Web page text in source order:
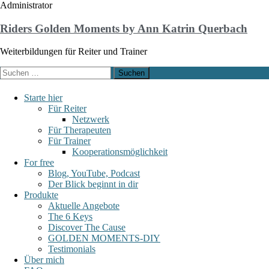
Administrator
Riders Golden Moments by Ann Katrin Querbach
Weiterbildungen für Reiter und Trainer
Starte hier
Für Reiter
Netzwerk
Für Therapeuten
Für Trainer
Kooperationsmöglichkeit
For free
Blog, YouTube, Podcast
Der Blick beginnt in dir
Produkte
Aktuelle Angebote
The 6 Keys
Discover The Cause
GOLDEN MOMENTS-DIY
Testimonials
Über mich